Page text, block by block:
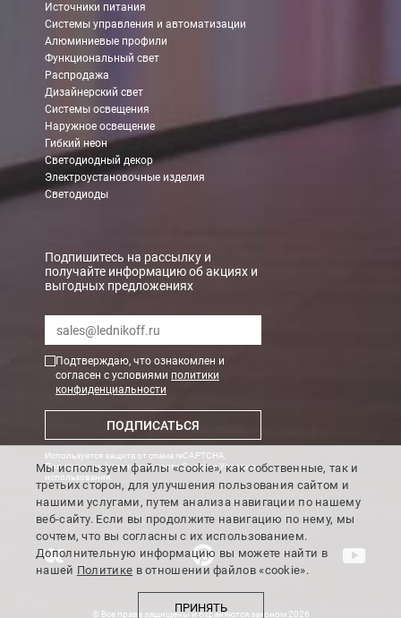
Источники питания
Системы управления и автоматизации
Алюминиевые профили
Функциональный свет
Распродажа
Дизайнерский свет
Системы освещения
Наружное освещение
Гибкий неон
Светодиодный декор
Электроустановочные изделия
Светодиоды
Подпишитесь на рассылку и
получайте информацию об акциях и
выгодных предложениях
Подтверждаю, что ознакомлен и
согласен с условиями политики
конфиденциальности
ПОДПИСАТЬСЯ
Используется защита от спама reCAPTCHA,
Политика конфиденциальности GoogleиУсловия
использования
© Все права защищены и охраняются законом 2026
Мы используем файлы «cookie», как собственные, так и
третьих сторон, для улучшения пользования сайтом и
нашими услугами, путем анализа навигации по нашему
веб-сайту. Если вы продолжите навигацию по нему, мы
сочтем, что вы согласны с их использованием.
Дополнительную информацию вы можете найти в
нашей Политике в отношении файлов «cookie».
ПРИНЯТЬ